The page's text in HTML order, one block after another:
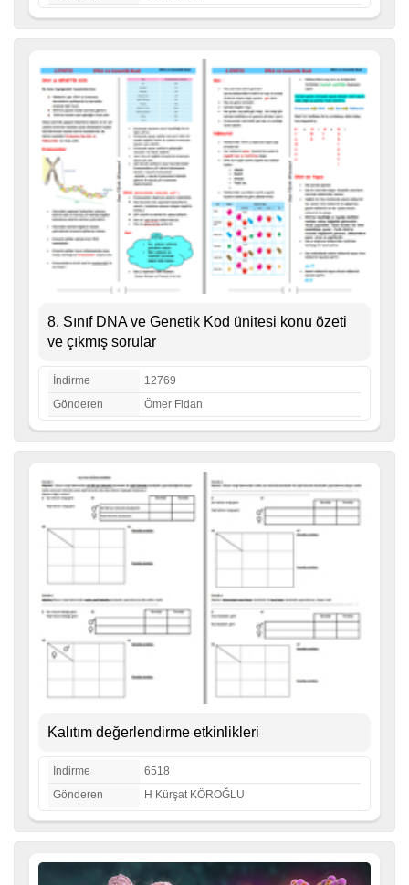
8. Sınıf DNA ve Genetik Kod ünitesi konu özeti
ve çıkmış sorular
İndirme
12769
Gönderen
Ömer Fidan
Kalıtım değerlendirme etkinlikleri
İndirme
6518
Gönderen
H Kürşat KÖROĞLU